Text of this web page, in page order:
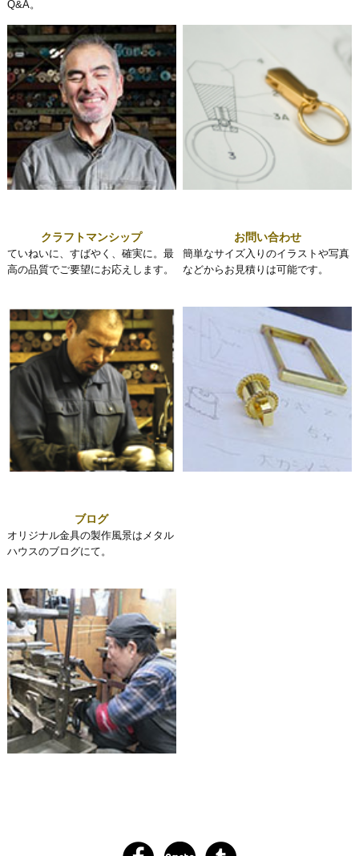
Q&A。
クラフトマンシップ
ていねいに、すばやく、確実に。最
高の品質でご要望にお応えします。
お問い合わせ
簡単なサイズ入りのイラストや写真
などからお見積りは可能です。
ブログ
オリジナル金具の製作風景はメタル
ハウスのブログにて。